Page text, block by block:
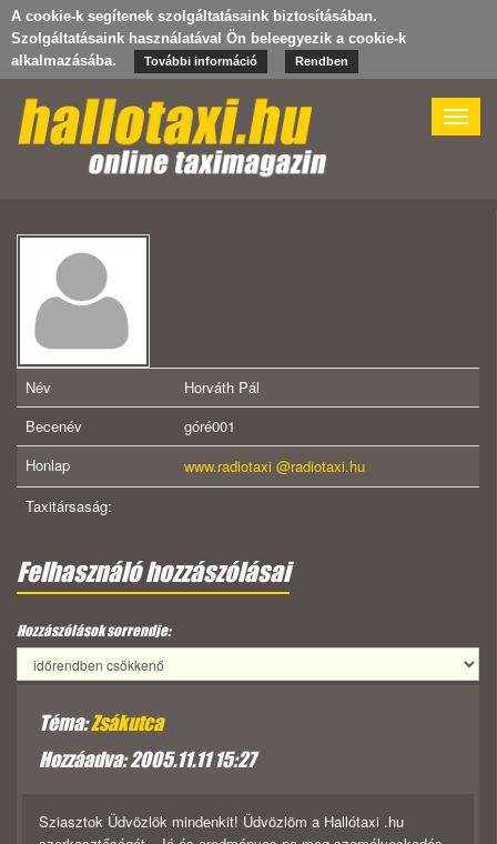
A cookie-k segítenek szolgáltatásaink biztosításában.
Szolgáltatásaink használatával Ön beleegyezik a cookie-k
alkalmazásába.
További információ Rendben
Toggle
Név
Horváth Pál
Becenév
góré001
Honlap
www.radiotaxi @radiotaxi.hu
Taxitársaság:
Felhasználó hozzászólásai
Hozzászólások sorrendje:
Téma:Zsákutca
Hozzáadva: 2005.11.11 15:27
Sziasztok Üdvözlök mindenkit! Üdvözlöm a Hallótaxi .hu